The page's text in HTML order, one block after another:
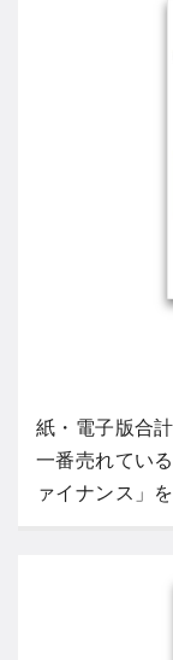
紙・電子版合
一番売れてい
ァイナンス」